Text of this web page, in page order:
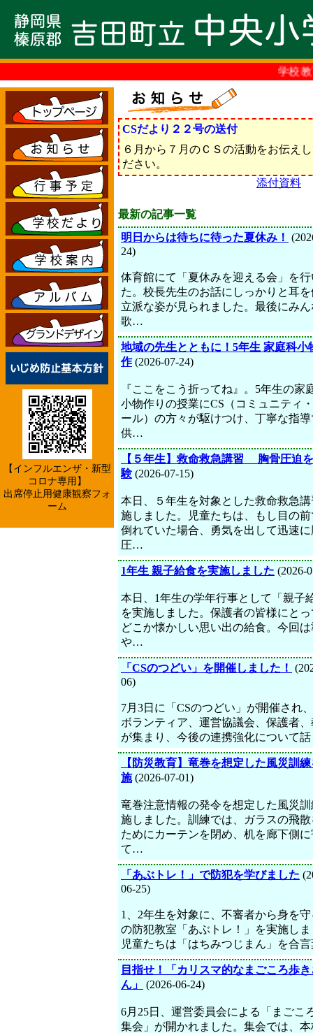
学校教育
【インフルエンザ・新型
コロナ専用】
出席停止用健康観察フォ
ーム
CSだより２２号の送付
６月から７月のＣＳの活動をお伝え
ださい。
添付資料
最新の記事一覧
明日からは待ちに待った夏休み！
24)
体育館にて「夏休みを迎える会」を
た。校長先生のお話にしっかりと耳
立派な姿が見られました。最後にみ
歌…
地域の先生とともに！5年生 家庭科小
作(2026-07-24)
『ここをこう折ってね』。5年生の家
小物作りの授業にCS（コミュニティ
ール）の方々が駆けつけ、丁寧な指
供…
【５年生】救命救急講習 胸骨圧迫
験(2026-07-15)
本日、５年生を対象とした救命救急
施しました。児童たちは、もし目の
倒れていた場合、勇気を出して迅速
圧…
1年生 親子給食を実施しました (2026-
本日、1年生の学年行事として「親子
を実施しました。保護者の皆様にと
どこか懐かしい思い出の給食。今回
や…
「CSのつどい」を開催しました！
06)
7月3日に「CSのつどい」が開催され
ボランティア、運営協議会、保護者
が集まり、今後の連携強化について
【防災教育】竜巻を想定した風災訓
施(2026-07-01)
竜巻注意情報の発令を想定した風災
施しました。訓練では、ガラスの飛
ためにカーテンを閉め、机を廊下側
て…
「あぶトレ！」で防犯を学びました
06-25)
1、2年生を対象に、不審者から身を
の防犯教室「あぶトレ！」を実施し
児童たちは「はちみつじまん」を合
目指せ！「カリスマ的なまごころ歩
ん」
(2026-06-24)
6月25日、運営委員会による「まごこ
集会」が開かれました。集会では、